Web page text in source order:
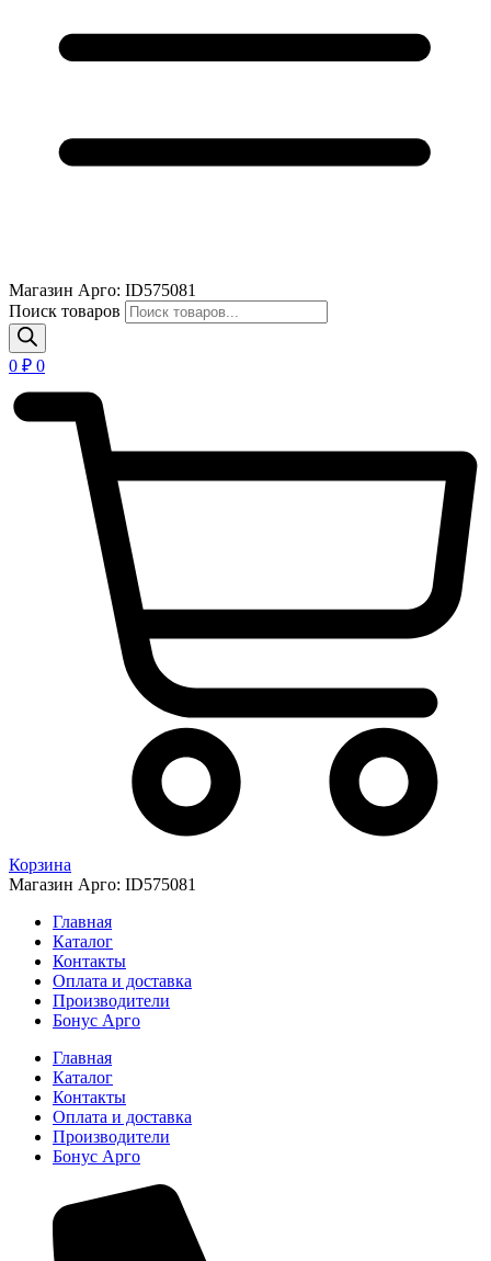
Магазин Арго: ID575081
Поиск товаров
0 ₽ 0
Корзина
Магазин Арго: ID575081
Главная
Каталог
Контакты
Оплата и доставка
Производители
Бонус Арго
Главная
Каталог
Контакты
Оплата и доставка
Производители
Бонус Арго